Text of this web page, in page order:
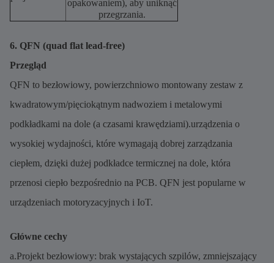
opakowaniem), aby uniknąć
przegrzania.
6. QFN (quad flat lead-free)
Przegląd
QFN to bezłowiowy, powierzchniowo montowany zestaw z
kwadratowym/pięciokątnym nadwoziem i metalowymi
podkładkami na dole (a czasami krawędziami).urządzenia o
wysokiej wydajności, które wymagają dobrej zarządzania
ciepłem, dzięki dużej podkładce termicznej na dole, która
przenosi ciepło bezpośrednio na PCB. QFN jest popularne w
urządzeniach motoryzacyjnych i IoT.
Główne cechy
a.Projekt bezłowiowy: brak wystających szpilów, zmniejszający